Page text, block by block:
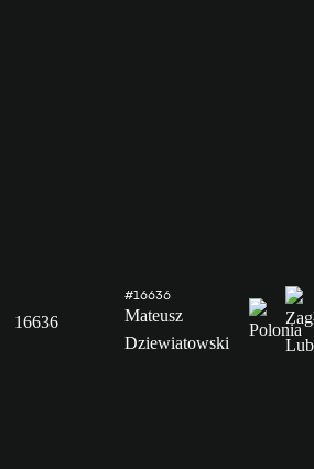
16636
#16636
Mateusz
Dziewiatowski